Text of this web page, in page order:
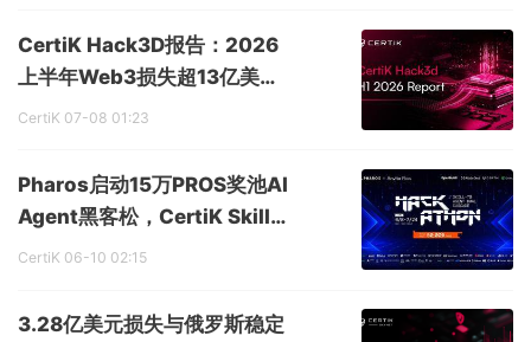
CertiK Hack3D报告：2026
上半年Web3损失超13亿美
元，攻击正加速向高价值目标
CertiK 07-08 01:23
Pharos启动15万PROS奖池AI
Agent黑客松，CertiK Skill S
canner成评审标准
CertiK 06-10 02:15
3.28亿美元损失与俄罗斯稳定